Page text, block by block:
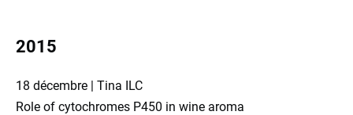
2015
18 décembre | Tina ILC
Role of cytochromes P450 in wine aroma